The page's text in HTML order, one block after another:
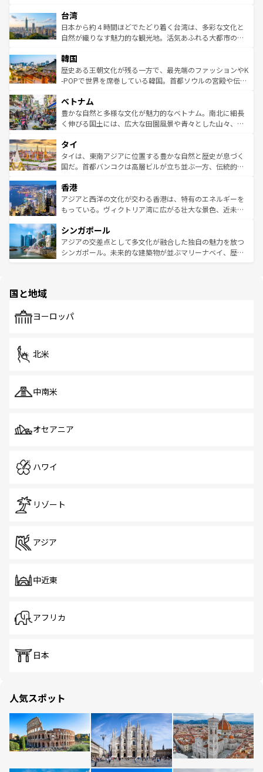
情報は
人々、おいしいローカルフードやハワイアンミュージッ
ク、伝統的なフラダンスなど、すべてがハワイの魅力を彩
っている。訪れるたびに新しい発見と感動が待っているハ
はコンテンツ一覧
リアリーフや大陸中央部にそびえるウルル（エアーズロッ
ク）、タスマニアの美しい原生林やケアンズの熱帯雨林な
ど、見どころがたくさん。また、カフェやワイン、オージ
いる。アクティビティも充実しており、サーフィンやダイ
ビング、ハイキングなど、アウトドア好きにはたまらな
い。オーストラリアの多彩な魅力を存分に味わいつくそ
参照してほしい。
台湾
日本から約４時間ほどでたどり着く台湾は、多彩な文化と
自然が織りなす魅力的な観光地。活気あふれる大都市の台
ン）、静ひつな山岳地帯である台湾東部など、都市の喧騒
と山間の静けさが共存しており、訪れる人に新しい発見と
驚きをもたらしてくれる。また、奥深い台湾の食文化も魅
容にもいいと評判のスイーツなど、バラエティ豊かな料理
が味わえる。 なお、新着の台湾情報は コンテンツ一覧を参
照してほしい。
韓国
歴史ある王朝文化が残る一方で、最先端のファッションやK
-POPで世界を席巻している韓国。首都ソウルの宮殿や伝統
き、地方に足を延ばせば四季折々の自然美を楽しむことが
できる。そして、キムチや焼肉、絶品のストリートフード
まで、さまざまな韓国料理が待っている。夜には、韓国な
リティに包まれながら、韓国の多彩な魅力を心ゆくまで味
わってみてほしい。 なお、新着の韓国情報はコンテンツ一
覧を参照してほしい。
ベトナム
豊かな自然と多様な文化が魅力的なベトナム。南北に細長
く伸びる国土には、広大な田園風景や青々とした山々、世
急速な発展と共に伝統が息づく。ハノイの古い町並みやホ
ーチミン市のフランス統治時代の建物も、独特の雰囲気を
醸し出している。また、バラエティの豊かさとおいしさで
とつ。フォーやバインミー、ベトナムコーヒーなどは、ぜ
ひ現地で味わいたい。どの地域を訪れてもあたたかい人々
が旅行者を迎えてくれるので、きっと忘れられない旅にな
参照してほしい。
タイ
タイは、東南アジアに位置する豊かな自然と歴史が息づく
国だ。首都バンコクは高層ビルが立ち並ぶ一方、伝統的な
の活気が交差している。北部ではチェンマイなどの山岳地
帯で自然と触れ合い、南部ではプーケットやクラビの美し
いビーチでリゾート気分を楽しむことができる。タイ料理
激する。気候は一年中温暖で、どの季節にも異なる楽しみ
が待っている。親しみやすいタイの人々、仏教を中心とし
た文化、そして多様な観光資源が、訪れる旅人を魅了し続
香港
アジアと西洋の文化が交わる香港は、特有のエネルギーを
もっている。ヴィクトリア湾に広がる壮大な景色、近未来
み、どこを訪れても感動するはず。観光スポットが密集し
ており、効率よく見どころを回れるのも魅力。息をのむよ
うな絶景から文化的な体験まで、香港を存分に楽しみ尽く
シンガポール
アジアの交差点として多文化が融合した独自の魅力を放つ
シンガポール。未来的な建築物が並ぶマリーナベイ、歴史
で、ホーカーズは地元の風情を楽しめる外せないスポット
国と地域
ヨーロッパ
北米
中南米
オセアニア
ハワイ
リゾート
アジア
中近東
アフリカ
日本
人気スポット